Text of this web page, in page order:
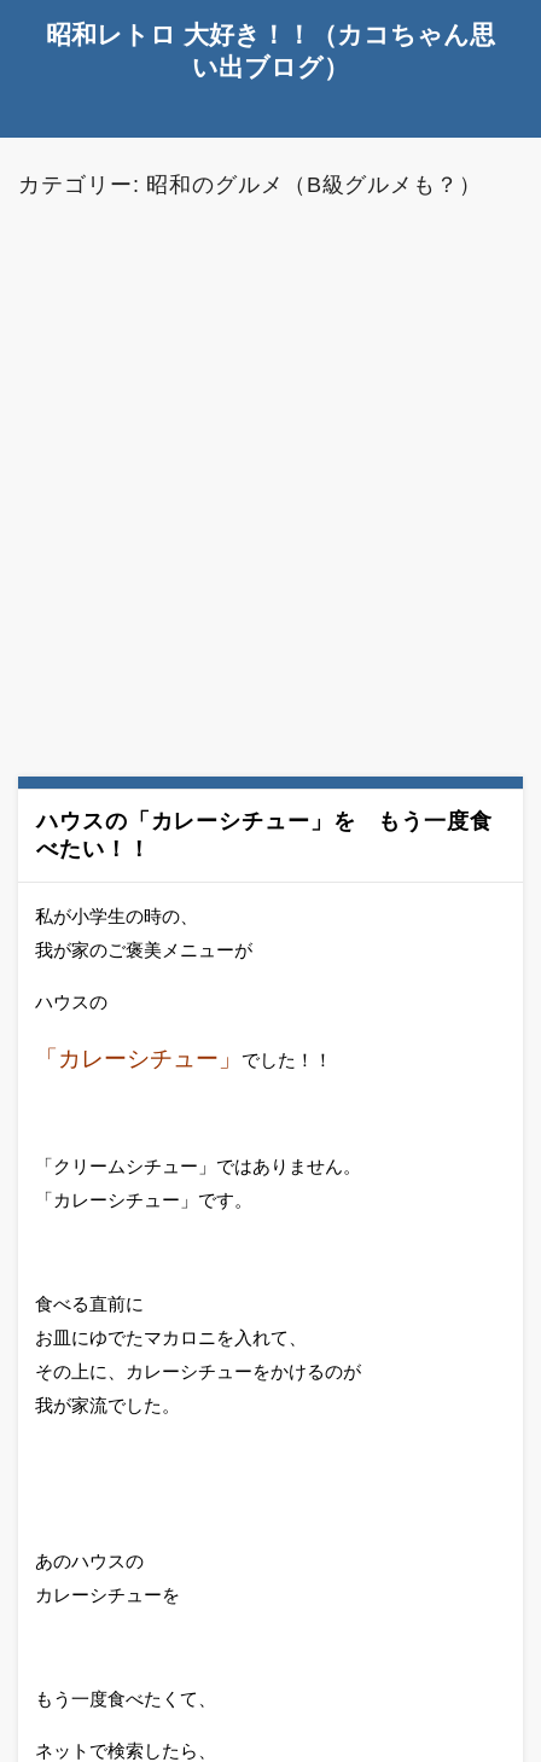
昭和レトロ 大好き！！（カコちゃん思
い出ブログ）
カテゴリー: 昭和のグルメ（B級グルメも？）
ハウスの「カレーシチュー」を もう一度食
べたい！！
私が小学生の時の、
我が家のご褒美メニューが
ハウスの
「カレーシチュー」 でした！！
「クリームシチュー」ではありません。
「カレーシチュー」です。
食べる直前に
お皿にゆでたマカロニを入れて、
その上に、カレーシチューをかけるのが
我が家流でした。
あのハウスの
カレーシチューを
もう一度食べたくて、
ネットで検索したら、